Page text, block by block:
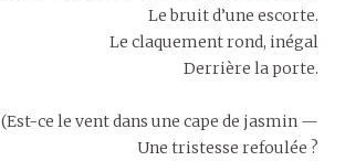
Le bruit d’une escorte.
Le claquement rond, inégal
Derrière la porte.
(Est-ce le vent dans une cape de jasmin —
Une tristesse refoulée ?